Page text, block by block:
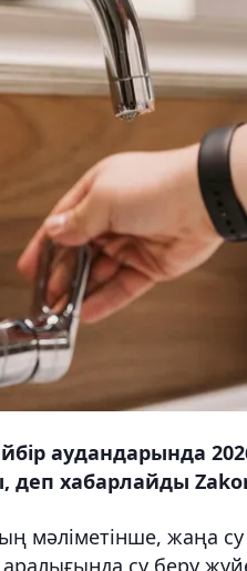
аудандарында
хабарлайды
мәліметінше, жаңа
су беру